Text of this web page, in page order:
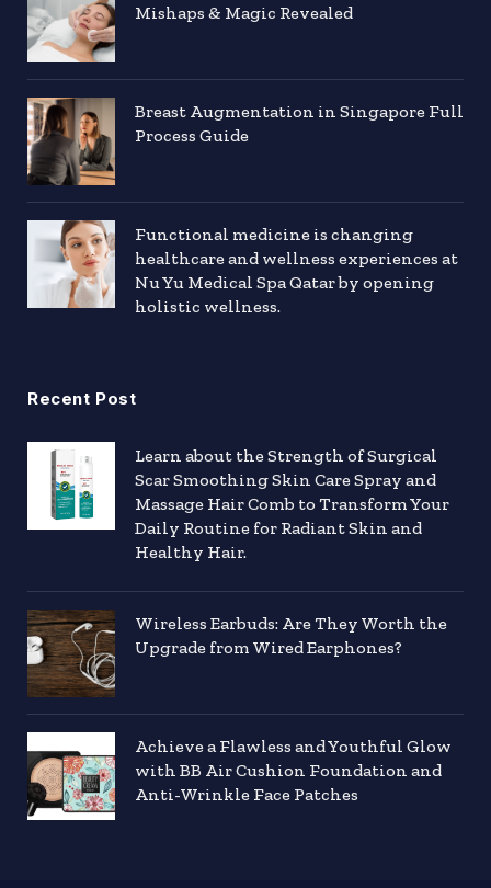
Mishaps & Magic Revealed
Breast Augmentation in Singapore Full
Process Guide
Functional medicine is changing
healthcare and wellness experiences at
Nu Yu Medical Spa Qatar by opening
holistic wellness.
Recent Post
Learn about the Strength of Surgical
Scar Smoothing Skin Care Spray and
Massage Hair Comb to Transform Your
Daily Routine for Radiant Skin and
Healthy Hair.
Wireless Earbuds: Are They Worth the
Upgrade from Wired Earphones?
Achieve a Flawless and Youthful Glow
with BB Air Cushion Foundation and
Anti-Wrinkle Face Patches